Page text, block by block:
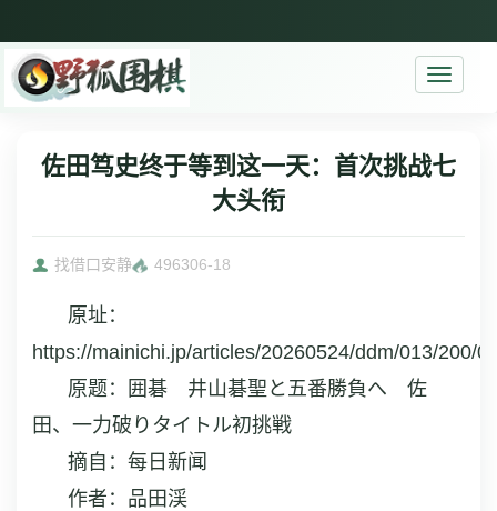
Toggle
佐田笃史终于等到这一天：首次挑战七
大头衔
找借口安静 496306-18
原址：
https://mainichi.jp/articles/20260524/ddm/013/200/
原题：
囲碁 井山碁聖と五番勝負へ 佐
田、一力破りタイトル初挑戦
摘自：每日新闻
作者：品田渓